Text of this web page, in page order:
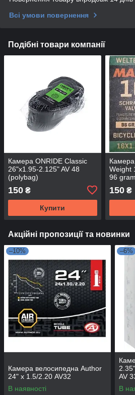
Всі умови повернення
Подібні товари компанії
Камера ONRIDE Classic
26"x1.95-2.125" AV 48
(polybag)
150 ₴
Купити
Weight
96
150₴
Акційні пропозиції та новинки
–10%
Камера велосипедна Author
24" х 1.5/2.20 AV32
В наявності
–6%
AV
В